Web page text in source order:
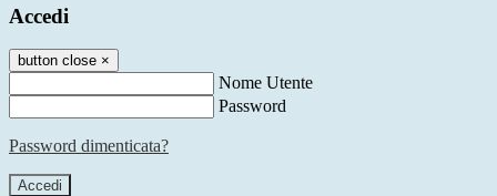
Accedi
button close ×
Nome Utente
Password
Password dimenticata?